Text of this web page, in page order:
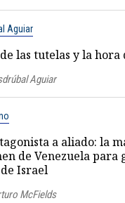
Aguiar
las tutelas y la hora
Aguiar
a aliado: la
de Venezuela para
Israel
McFields